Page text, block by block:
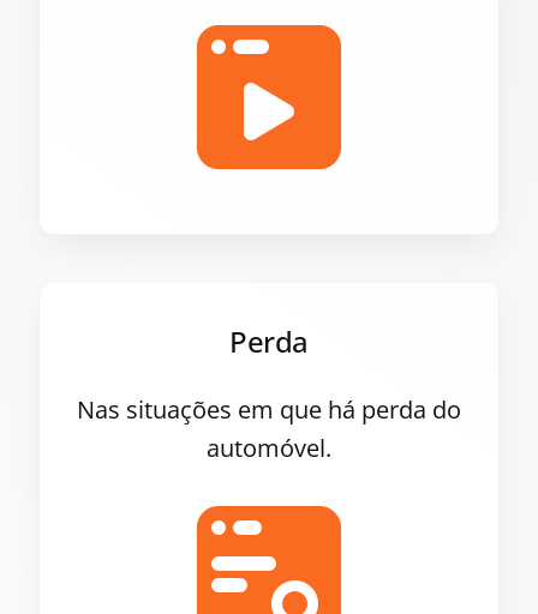
Perda
Nas situações em que há perda do
automóvel.